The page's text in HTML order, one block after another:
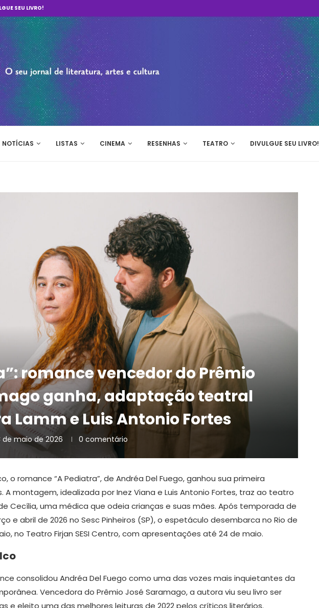
SEU LIVRO!
NOTÍCIAS LISTAS CINEMA RESENHAS TEATRO DIVULGUE SEU LIVRO!
romance vencedor do Prêmio
ganha, adaptação teatral
Lamm e Luis Antonio Fortes
de maio de 2026 0 comentário
o romance “A Pediatra”, de Andréa Del Fuego, ganhou sua primeira
montagem, idealizada por Inez Viana e Luis Antonio Fortes, traz ao teatro
Cecília, uma médica que odeia crianças e suas mães. Após temporada de
e abril de 2026 no Sesc Pinheiros (SP), o espetáculo desembarca no Rio de
no Teatro Firjan SESI Centro, com apresentações até 24 de maio.
consolidou Andréa Del Fuego como uma das vozes mais inquietantes da
Vencedora do Prêmio José Saramago, a autora viu seu livro ser
e eleito uma das melhores leituras de 2022 pelos críticos literários.